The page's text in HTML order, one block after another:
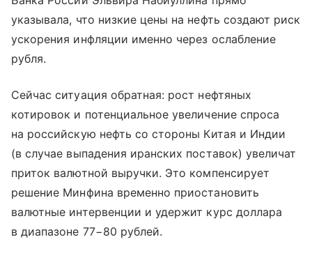
указывала, что низкие цены на нефть создают риск
ускорения инфляции именно через ослабление
рубля.
Сейчас ситуация обратная: рост нефтяных
котировок и потенциальное увеличение спроса
на российскую нефть со стороны Китая и Индии
(в случае выпадения иранских поставок) увеличат
приток валютной выручки. Это компенсирует
решение Минфина временно приостановить
валютные интервенции и удержит курс доллара
в диапазоне 77−80 рублей.